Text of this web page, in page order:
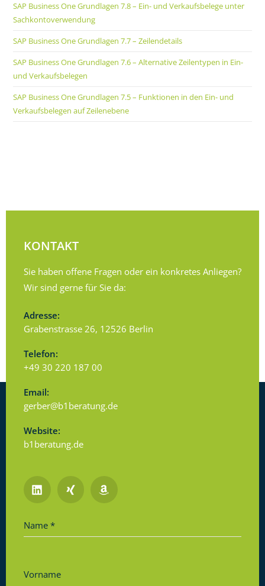
SAP Business One Grundlagen 7.8 – Ein- und Verkaufsbelege unter
Sachkontoverwendung
SAP Business One Grundlagen 7.7 – Zeilendetails
SAP Business One Grundlagen 7.6 – Alternative Zeilentypen in Ein-
und Verkaufsbelegen
SAP Business One Grundlagen 7.5 – Funktionen in den Ein- und
Verkaufsbelegen auf Zeilenebene
KONTAKT
Sie haben offene Fragen oder ein konkretes Anliegen?
Wir sind gerne für Sie da:
Adresse:
Grabenstrasse 26, 12526 Berlin
Telefon:
+49 30 220 187 00
Email:
gerber@b1beratung.de
Website:
b1beratung.de
Name *
Vorname